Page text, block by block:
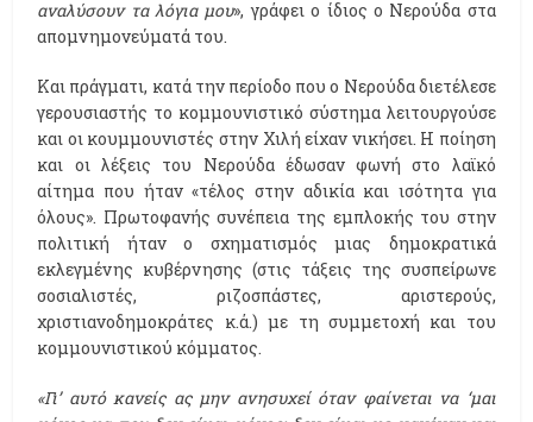
αναλύσουν τα λόγια μου», γράφει ο ίδιος ο Νερούδα στα
απομνημονεύματά του.
Και πράγματι, κατά την περίοδο που ο Νερούδα διετέλεσε
γερουσιαστής το κομμουνιστικό σύστημα λειτουργούσε
και οι κουμμουνιστές στην Χιλή είχαν νικήσει. Η ποίηση
και οι λέξεις του Νερούδα έδωσαν φωνή στο λαϊκό
αίτημα που ήταν «τέλος στην αδικία και ισότητα για
όλους». Πρωτοφανής συνέπεια της εμπλοκής του στην
πολιτική ήταν ο σχηματισμός μιας δημοκρατικά
εκλεγμένης κυβέρνησης (στις τάξεις της συσπείρωνε
σοσιαλιστές, ριζοσπάστες, αριστερούς,
χριστιανοδημοκράτες κ.ά.) με τη συμμετοχή και του
κομμουνιστικού κόμματος.
«Γι’ αυτό κανείς ας μην ανησυχεί όταν φαίνεται να ‘μαι